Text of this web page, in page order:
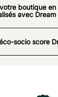
boutique
avec Dream
socio score